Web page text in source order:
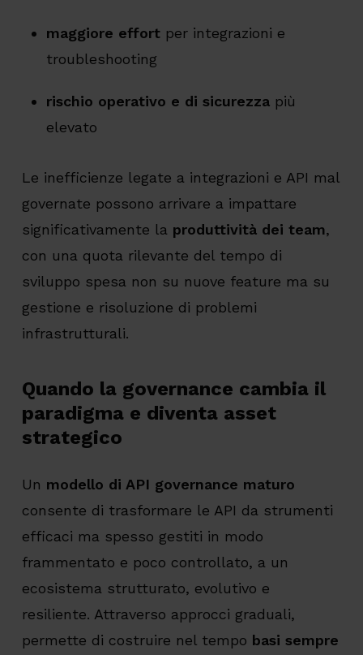
maggiore effortper integrazioni e
troubleshooting
rischio operativo e di sicurezzapiù
elevato
Le inefficienze legate a integrazioni e API mal
governate possono arrivare a impattare
significativamente la produttività dei team,
con una quota rilevante del tempo di
sviluppo spesa non su nuove feature ma su
gestione e risoluzione di problemi
infrastrutturali.
Quando la governance cambia il
paradigma e diventa asset
strategico
Un modello di API governance maturo
consente di trasformare le API da strumenti
efficaci ma spesso gestiti in modo
frammentato e poco controllato, a un
ecosistema strutturato, evolutivo e
resiliente. Attraverso approcci graduali,
permette di costruire nel tempo basi sempre